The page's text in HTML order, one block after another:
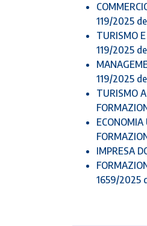
119/2025
TURISMO
119/2025
119/2025
TURISMO
ECONOMIA
IMPRESA
1659/2025